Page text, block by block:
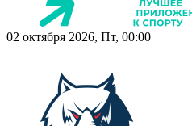
02 октября 2026, Пт, 00:00